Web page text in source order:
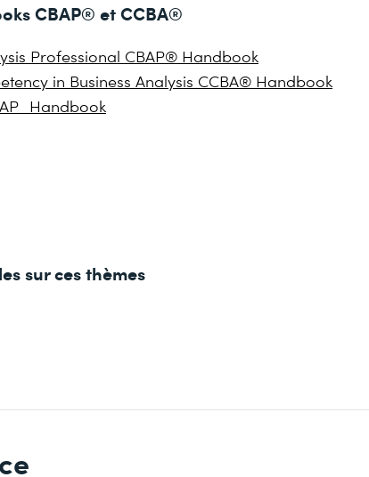
CBAP® et CCBA®
Professional CBAP® Handbook
in Business Analysis CCBA® Handbook
sur ces thèmes